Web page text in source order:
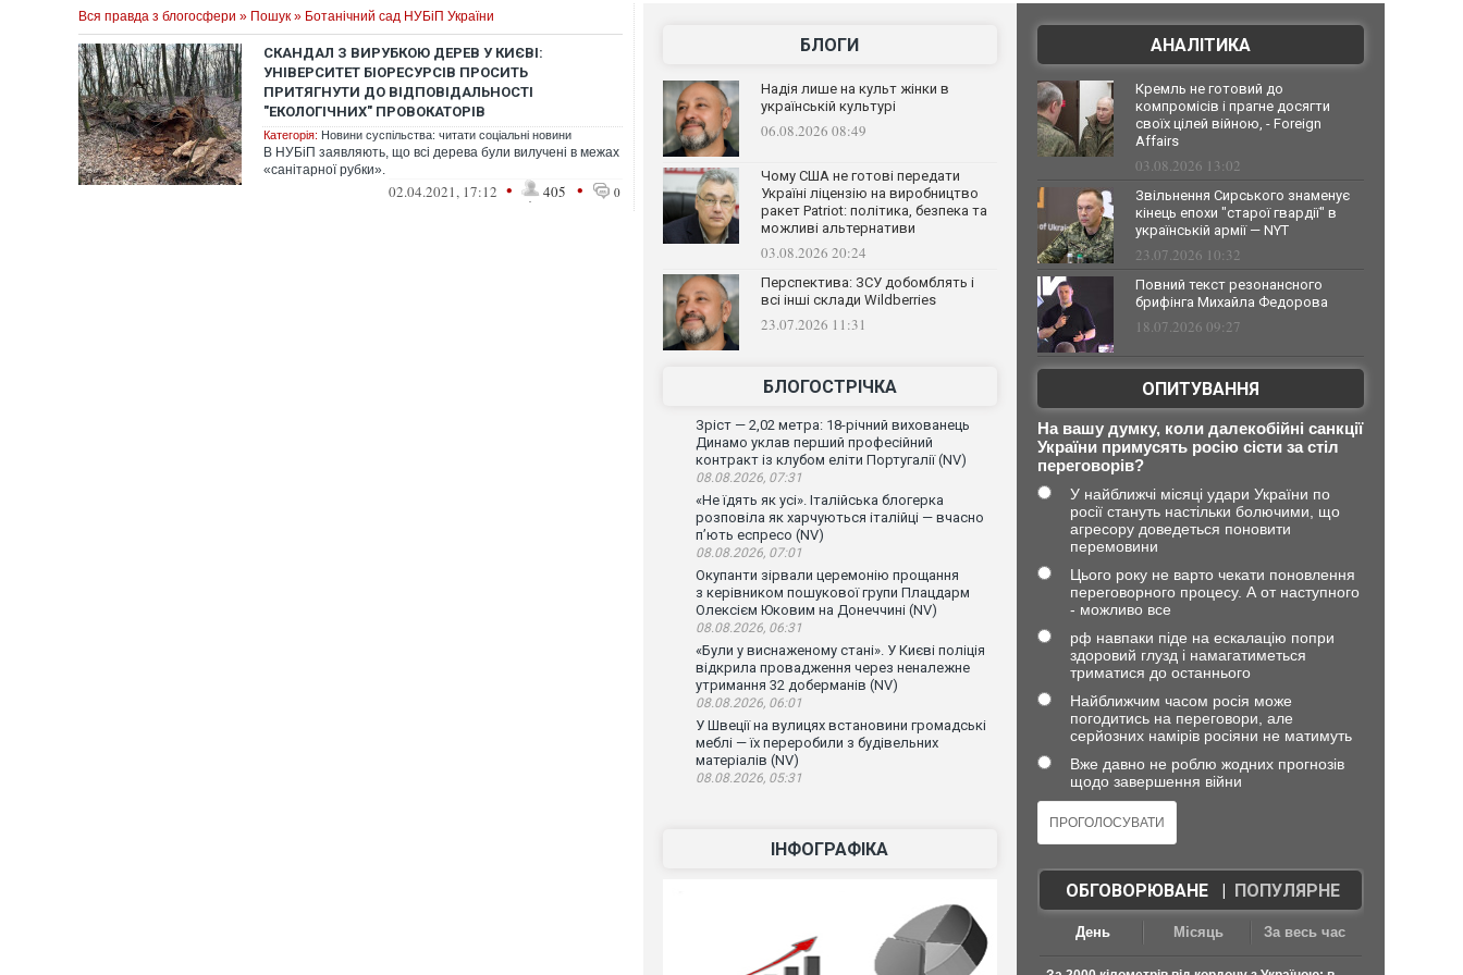
Вся правда з блогосфери » Пошук » Ботанічний сад НУБіП України
СКАНДАЛ З ВИРУБКОЮ ДЕРЕВ У КИЄВІ:
УНІВЕРСИТЕТ БІОРЕСУРСІВ ПРОСИТЬ
ПРИТЯГНУТИ ДО ВІДПОВІДАЛЬНОСТІ
"ЕКОЛОГІЧНИХ" ПРОВОКАТОРІВ
Категорія: Новини суспільства: читати соціальні новини
В НУБіП заявляють, що всі дерева були вилучені в межах
«санітарної рубки».
02.04.2021, 17:12 • 405 • 0
БЛОГИ
Надія лише на культ жінки в
українській культурі
06.08.2026 08:49
Чому США не готові передати
Україні ліцензію на виробництво
ракет Patriot: політика, безпека та
можливі альтернативи
03.08.2026 20:24
Перспектива: ЗСУ добомблять і
всі інші склади Wildberries
23.07.2026 11:31
БЛОГОСТРІЧКА
Зріст — 2,02 метра: 18-річний вихованець
Динамо уклав перший професійний
контракт із клубом еліти Португалії (NV)
08.08.2026, 07:31
«Не їдять як усі». Італійська блогерка
розповіла як харчуються італійці — вчасно
п’ють еспресо (NV)
08.08.2026, 07:01
Окупанти зірвали церемонію прощання
з керівником пошукової групи Плацдарм
Олексієм Юковим на Донеччині (NV)
08.08.2026, 06:31
«Були у виснаженому стані». У Києві поліція
відкрила провадження через неналежне
утримання 32 доберманів (NV)
08.08.2026, 06:01
У Швеції на вулицях встановини громадські
меблі — їх переробили з будівельних
матеріалів (NV)
08.08.2026, 05:31
ІНФОГРАФІКА
АНАЛІТИКА
Кремль не готовий до
компромісів і прагне досягти
своїх цілей війною, - Foreign
Affairs
03.08.2026 13:02
Звільнення Сирського знаменує
кінець епохи "старої гвардії" в
українській армії — NYT
23.07.2026 10:32
Повний текст резонансного
брифінга Михайла Федорова
18.07.2026 09:27
ОПИТУВАННЯ
На вашу думку, коли далекобійні санкції
України примусять росію сісти за стіл
переговорів?
У найближчі місяці удари України по
росії стануть настільки болючими, що
агресору доведеться поновити
перемовини
Цього року не варто чекати поновлення
переговорного процесу. А от наступного
- можливо все
рф навпаки піде на ескалацію попри
здоровий глузд і намагатиметься
триматися до останнього
Найближчим часом росія може
погодитись на переговори, але
серйозних намірів росіяни не матимуть
Вже давно не роблю жодних прогнозів
щодо завершення війни
ОБГОВОРЮВАНЕ| ПОПУЛЯРНЕ
День Місяць За весь час